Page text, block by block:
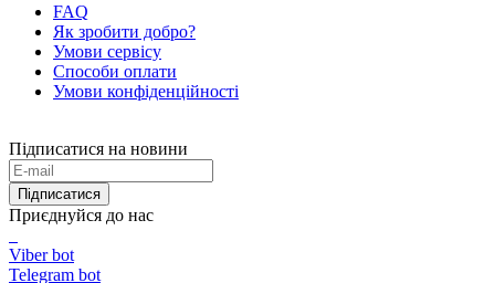
FAQ
Як зробити добро?
Умови сервісу
Способи оплати
Умови конфіденційності
Підписатися на новини
Підписатися
Приєднуйся до нас
Viber bot
Telegram bot